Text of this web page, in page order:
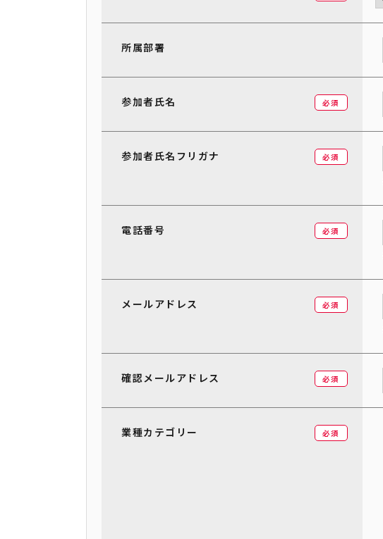
所属部署
参加者氏名 必須
参加者氏名フリガナ 必須
電話番号 必須
メールアドレス 必須
確認メールアドレス 必須
業種カテゴリー 必須